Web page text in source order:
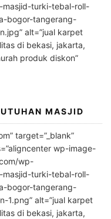
turki-tebal-roll-
bogor-tangerang-
alt=”jual karpet
di bekasi, jakarta,
produk diskon”
MASJID
target=”_blank”
wp-image-
wp-
turki-tebal-roll-
bogor-tangerang-
1.png” alt=”jual karpet
di bekasi, jakarta,